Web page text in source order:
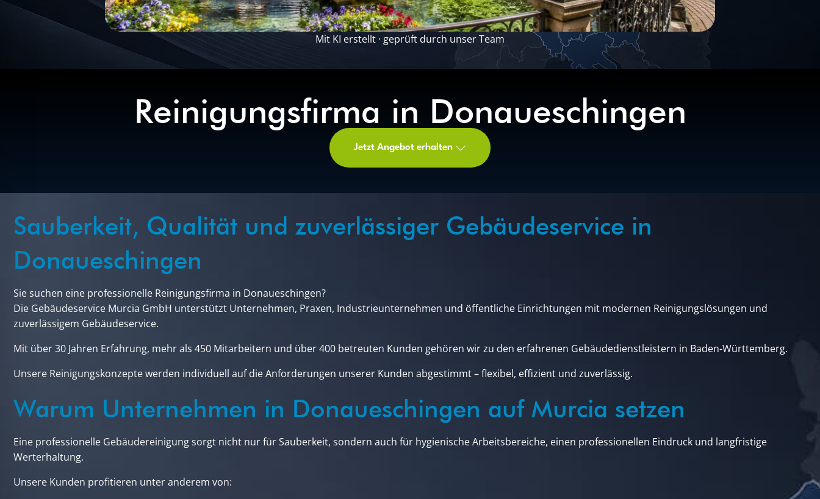
Mit KI erstellt · geprüft durch unser Team
Reinigungsfirma in Donaueschingen
Jetzt Angebot erhalten
Sauberkeit, Qualität und zuverlässiger Gebäudeservice in
Donaueschingen
Sie suchen eine professionelle Reinigungsfirma in Donaueschingen?
Die Gebäudeservice Murcia GmbH unterstützt Unternehmen, Praxen, Industrieunternehmen und öffentliche Einrichtungen mit modernen Reinigungslösungen und
zuverlässigem Gebäudeservice.
Mit über 30 Jahren Erfahrung, mehr als 450 Mitarbeitern und über 400 betreuten Kunden gehören wir zu den erfahrenen Gebäudedienstleistern in Baden-Württemberg.
Unsere Reinigungskonzepte werden individuell auf die Anforderungen unserer Kunden abgestimmt – flexibel, effizient und zuverlässig.
Warum Unternehmen in Donaueschingen auf Murcia setzen
Eine professionelle Gebäudereinigung sorgt nicht nur für Sauberkeit, sondern auch für hygienische Arbeitsbereiche, einen professionellen Eindruck und langfristige
Werterhaltung.
Unsere Kunden profitieren unter anderem von: